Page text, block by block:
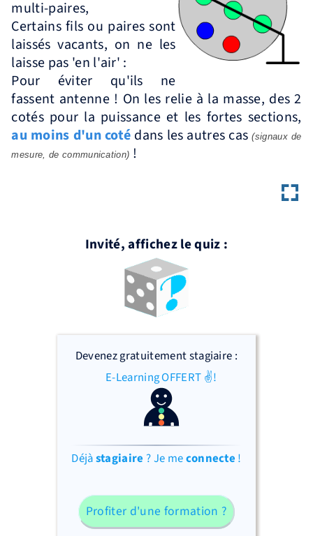
multi-paires,
Certains fils ou paires sont
laissés vacants, on ne les
laisse pas 'en l'air' :
Pour éviter qu'ils ne
fassent antenne ! On les relie à la masse, des 2
cotés pour la puissance et les fortes sections,
au moins d'un coté dans les autres cas(signaux de
mesure, de communication) !
Invité, affichez le quiz :
Devenez gratuitement stagiaire :
E-Learning OFFERT ✌!
Déjàstagiaire ? Je meconnecte !
Profiter d'une formation ?